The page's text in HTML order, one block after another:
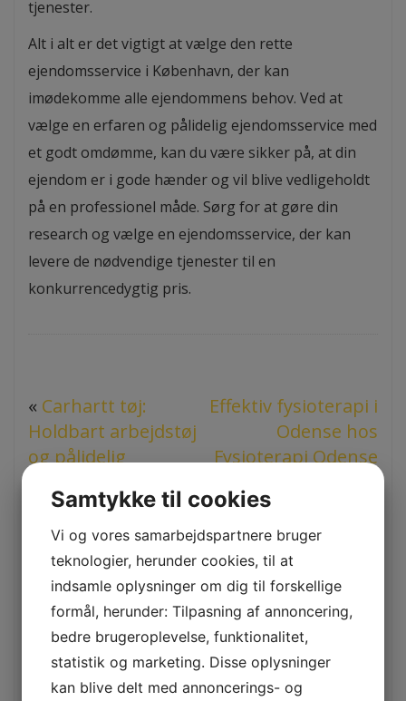
tjenester.
Alt i alt er det vigtigt at vælge den rette
ejendomsservice i København, der kan
imødekomme alle ejendommens behov. Ved at
vælge en erfaren og pålidelig ejendomsservice med
et godt omdømme, kan du være sikker på, at din
ejendom er i gode hænder og vil blive vedligeholdt
på en professionel måde. Sørg for at gøre din
research og vælge en ejendomsservice, der kan
levere de nødvendige tjenester til en
konkurrencedygtig pris.
« Carhartt tøj:
Holdbart arbejdstøj
og pålidelig
Effektiv fysioterapi i
Odense hos
Fysioterapi Odense
Comments are closed.
Seneste indlæg
Få professionel hjælp fra en indretningsarkitekt i
København til dit drømmehjem
Samtykke til cookies
Vi og vores samarbejdspartnere bruger
teknologier, herunder cookies, til at
indsamle oplysninger om dig til forskellige
formål, herunder: Tilpasning af annoncering,
bedre brugeroplevelse, funktionalitet,
statistik og marketing. Disse oplysninger
kan blive delt med annoncerings- og